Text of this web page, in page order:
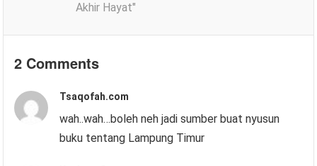
Akhir Hayat"
2 Comments
Tsaqofah.com
wah..wah…boleh neh jadi sumber buat nyusun
buku tentang Lampung Timur